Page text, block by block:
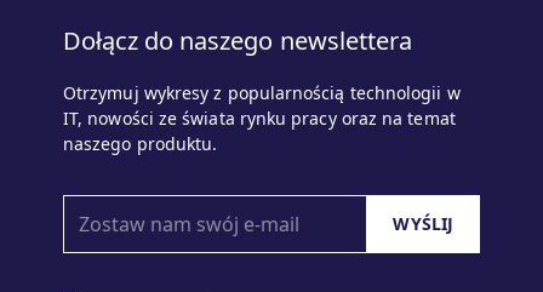
Dołącz do naszego newslettera
Otrzymuj wykresy z popularnością technologii w
IT, nowości ze świata rynku pracy oraz na temat
naszego produktu.